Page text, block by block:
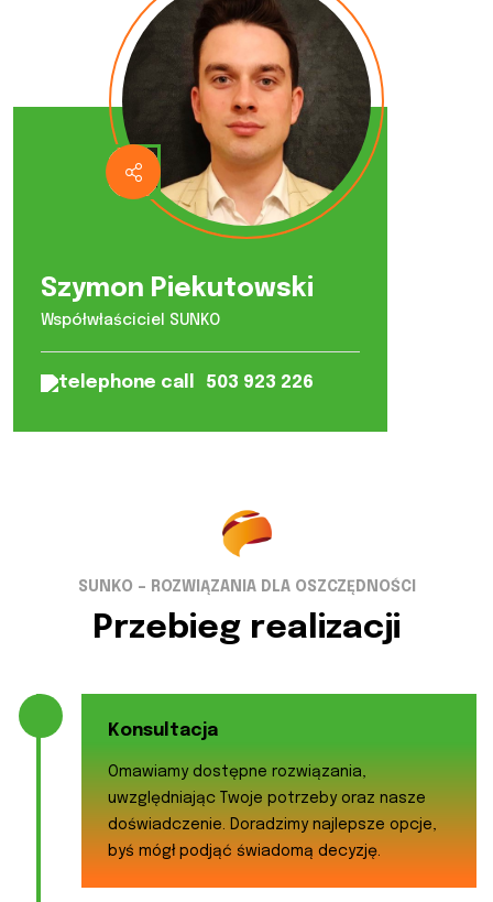
Szymon Piekutowski
Współwłaściciel SUNKO
503 923 226
SUNKO – ROZWIĄZANIA DLA OSZCZĘDNOŚCI
Przebieg realizacji
Konsultacja
Omawiamy dostępne rozwiązania,
uwzględniając Twoje potrzeby oraz nasze
doświadczenie. Doradzimy najlepsze opcje,
byś mógł podjąć świadomą decyzję.